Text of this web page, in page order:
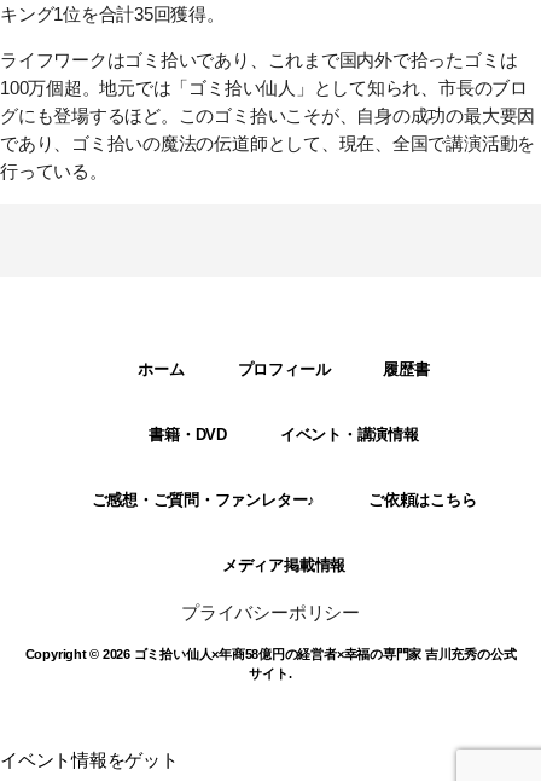
キング1位を合計35回獲得。
ライフワークはゴミ拾いであり、これまで国内外で拾ったゴミは
100万個超。地元では「ゴミ拾い仙人」として知られ、市長のブロ
グにも登場するほど。このゴミ拾いこそが、自身の成功の最大要因
であり、ゴミ拾いの魔法の伝道師として、現在、全国で講演活動を
行っている。
ホーム プロフィール 履歴書
書籍・DVD イベント・講演情報
ご感想・ご質問・ファンレター♪ ご依頼はこちら
メディア掲載情報
プライバシーポリシー
Copyright © 2026 ゴミ拾い仙人×年商58億円の経営者×幸福の専門家 吉川充秀の公式
サイト.
イベント情報をゲット